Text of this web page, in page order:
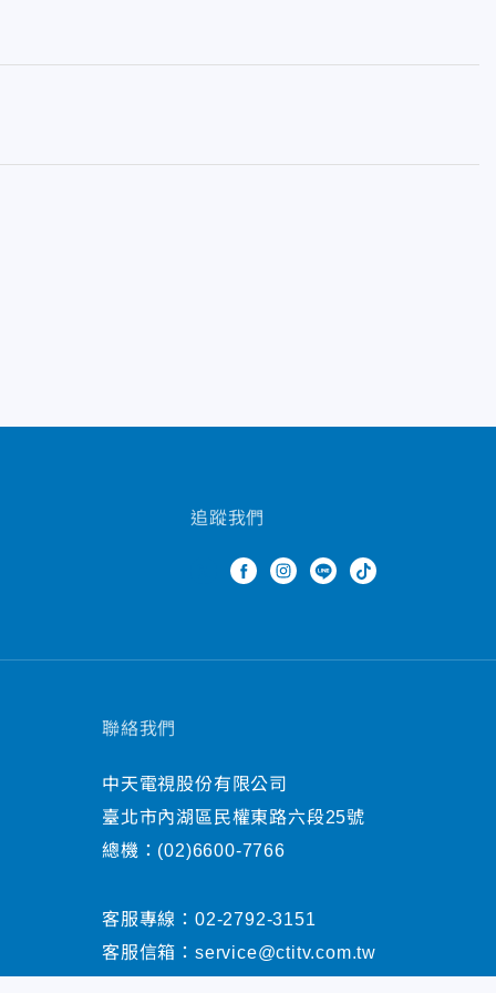
追蹤我們
聯絡我們
中天電視股份有限公司
臺北市內湖區民權東路六段25號
總機： (02)6600-7766
客服專線： 02-2792-3151
客服信箱： service@ctitv.com.tw